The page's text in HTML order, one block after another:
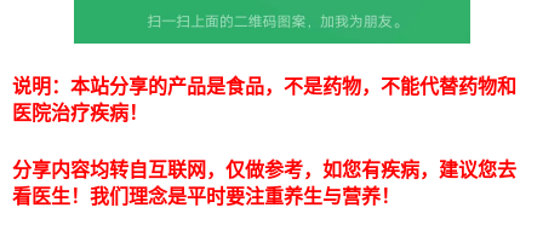
说明：本站分享的产品是食品，不是药物，不能代替药物和
医院治疗疾病！
分享内容均转自互联网，仅做参考，如您有疾病，建议您去
看医生！我们理念是平时要注重养生与营养！